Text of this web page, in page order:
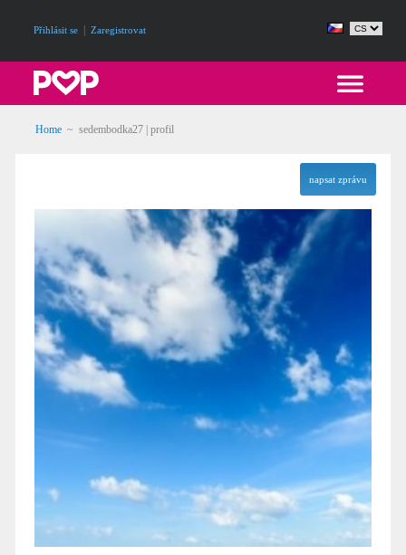
Přihlásit se Zaregistrovat
Home ~ sedembodka27 | profil
napsat zprávu